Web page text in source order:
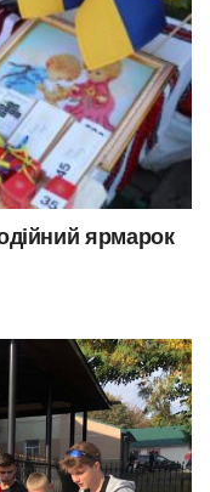
ярмарок